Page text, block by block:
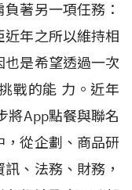
著另一項任務：
年之所以維持相
也是希望透過一次
戰的能 力。近年
將App點餐與聯名
，從企劃、商品研
、法務、財務，